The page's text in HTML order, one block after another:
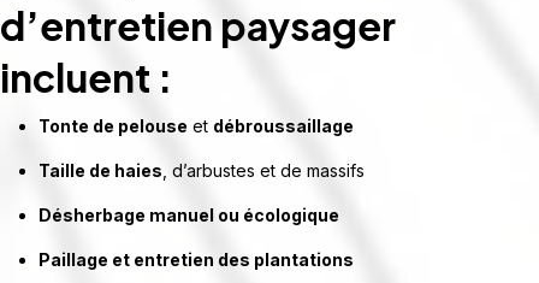
d’entretien paysager
incluent :
Tonte de pelouse et débroussaillage
Taille de haies , d’arbustes et de massifs
Désherbage manuel ou écologique
Paillage et entretien des plantations